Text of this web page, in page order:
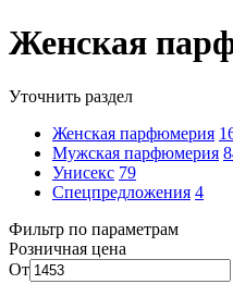
Женская
Уточнить раздел
Женская парфюмерия
Мужская парфюмерия
Унисекс 79
Спецпредложения 4
Фильтр по параметрам
Розничная цена
От